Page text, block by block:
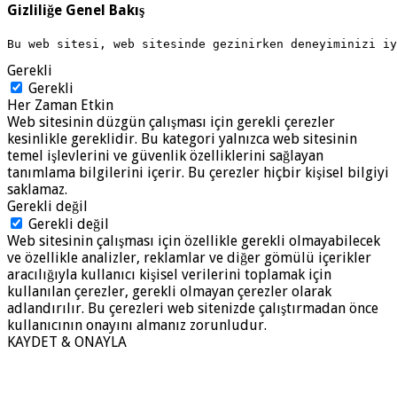
Gizliliğe Genel Bakış
Bu web sitesi, web sitesinde gezinirken deneyiminizi
Gerekli
Gerekli
Her Zaman Etkin
Web sitesinin düzgün çalışması için gerekli çerezler
kesinlikle gereklidir. Bu kategori yalnızca web sitesinin
temel işlevlerini ve güvenlik özelliklerini sağlayan
tanımlama bilgilerini içerir. Bu çerezler hiçbir kişisel bilgiyi
saklamaz.
Gerekli değil
Gerekli değil
Web sitesinin çalışması için özellikle gerekli olmayabilecek
ve özellikle analizler, reklamlar ve diğer gömülü içerikler
aracılığıyla kullanıcı kişisel verilerini toplamak için
kullanılan çerezler, gerekli olmayan çerezler olarak
adlandırılır. Bu çerezleri web sitenizde çalıştırmadan önce
kullanıcının onayını almanız zorunludur.
KAYDET & ONAYLA